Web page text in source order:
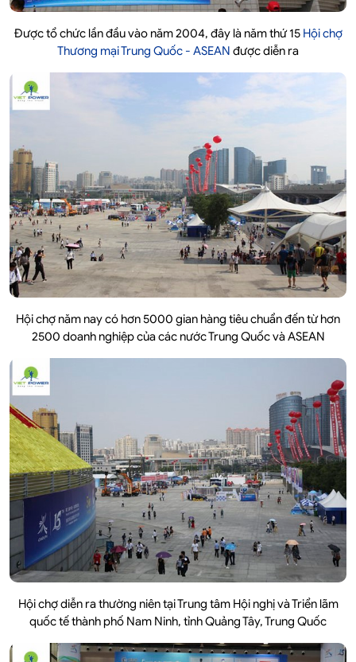
Được tổ chức lần đầu vào năm 2004, đây là năm thứ 15 Hội chợ
Thương mại Trung Quốc - ASEAN được diễn ra
Hội chợ năm nay có hơn 5000 gian hàng tiêu chuẩn đến từ hơn
2500 doanh nghiệp của các nước Trung Quốc và ASEAN
Hội chợ diễn ra thường niên tại Trung tâm Hội nghị và Triển lãm
quốc tế thành phố Nam Ninh, tỉnh Quảng Tây, Trung Quốc